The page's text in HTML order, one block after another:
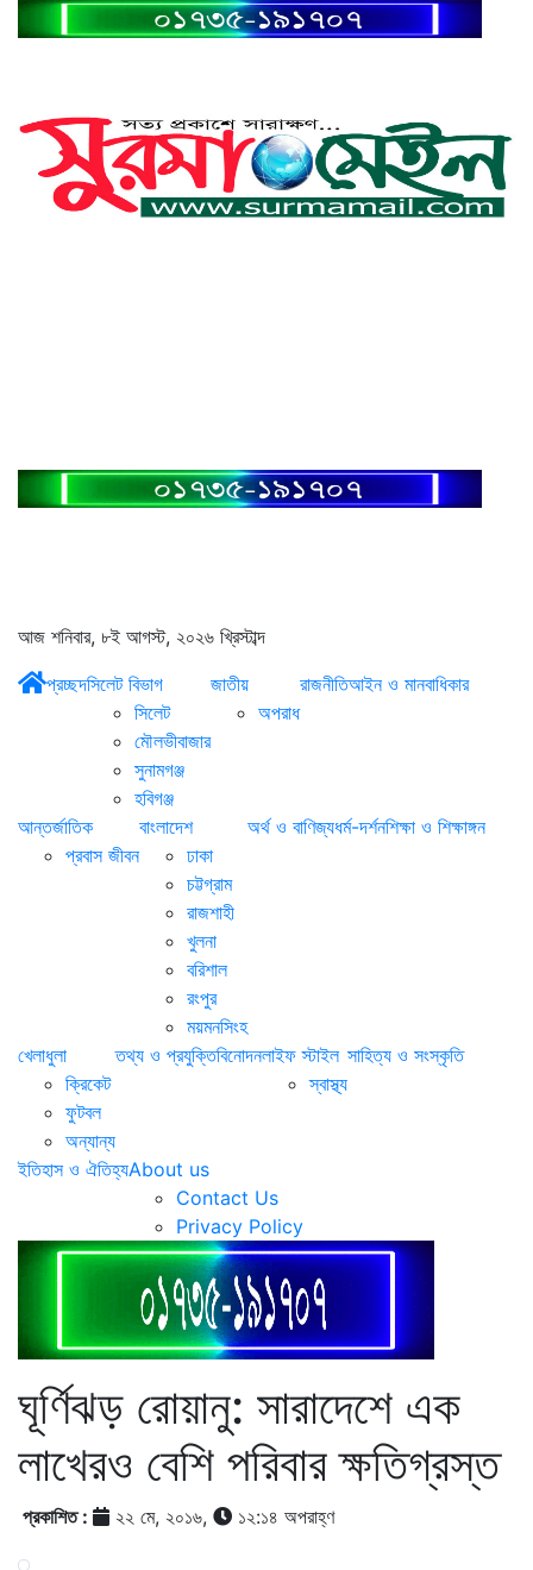
আজ শনিবার, ৮ই আগস্ট, ২০২৬ খ্রিস্টাব্দ
প্রচ্ছদসিলেট বিভাগ
সিলেট
মৌলভীবাজার
সুনামগঞ্জ
হবিগঞ্জ
জাতীয়
অপরাধ
রাজনীতিআইন ও মানবাধিকার
আন্তর্জাতিক
প্রবাস জীবন
বাংলাদেশ
ঢাকা
চট্টগ্রাম
রাজশাহী
খুলনা
বরিশাল
রংপুর
ময়মনসিংহ
অর্থ ও বাণিজ্যধর্ম-দর্শনশিক্ষা ও শিক্ষাঙ্গন
খেলাধুলা
ক্রিকেট
ফুটবল
অন্যান্য
তথ্য ও প্রযুক্তিবিনোদনলাইফ স্টাইল
স্বাস্থ্য
সাহিত্য ও সংস্কৃতি
ইতিহাস ও ঐতিহ্যAbout us
Contact Us
Privacy Policy
ঘূর্ণিঝড় রোয়ানু: সারাদেশে এক
লাখেরও বেশি পরিবার ক্ষতিগ্রস্ত
প্রকাশিত : ২২ মে, ২০১৬, ১২:১৪ অপরাহ্ণ